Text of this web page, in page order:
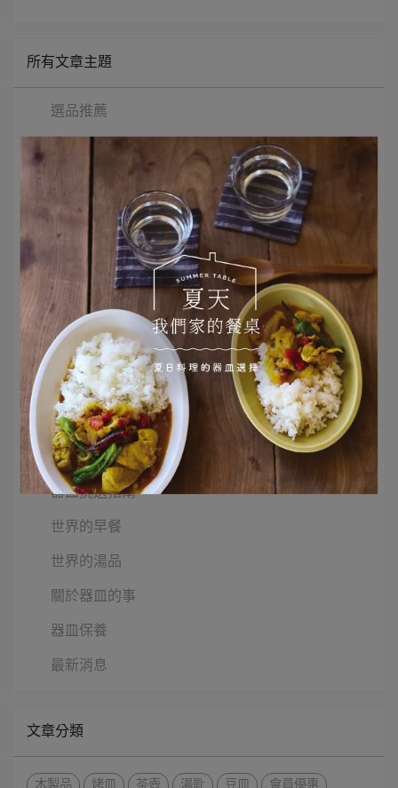
所有文章主題
選品推薦
二十四節氣
器皿與我的小小擺盤
甜點食譜與器皿
日本鄉土料理食譜
STAFF 的使用筆記
日常經典器皿
餐桌佈置
世界的蛋料理
料理食譜分享
器皿挑選指南
世界的早餐
世界的湯品
關於器皿的事
器皿保養
最新消息
文章分類